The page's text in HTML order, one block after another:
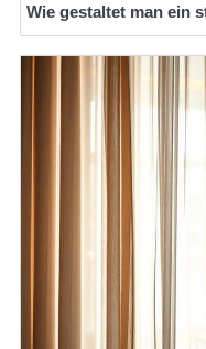
Wie gestaltet man ein